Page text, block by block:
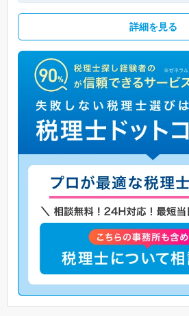
詳細を見る